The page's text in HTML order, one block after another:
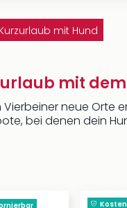
Kurzurlaub mit Hund
mit
neue Orte
bei denen dein